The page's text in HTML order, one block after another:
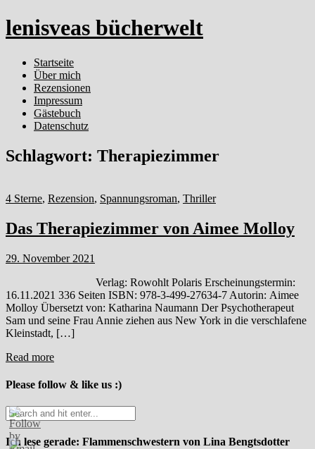
lenisveas bücherwelt
Startseite
Über mich
Rezensionen
Impressum
Gästebuch
Datenschutz
Schlagwort: Therapiezimmer
4 Sterne, Rezension, Spannungsroman, Thriller
Das Therapiezimmer von Aimee Molloy
29. November 2021
Verlag: Rowohlt Polaris Erscheinungstermin:
16.11.2021 336 Seiten ISBN: 978-3-499-27634-7 Autorin: Aimee
Molloy Übersetzt von: Katharina Naumann Der Psychotherapeut
Sam und seine Frau Annie ziehen aus New York in die verschlafene
Kleinstadt, […]
Read more
Please follow & like us :)
Ich lese gerade: Flammenschwestern von Lina Bengtsdotter